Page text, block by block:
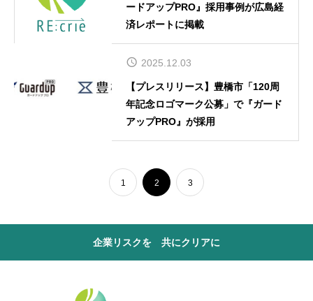
ードアップPRO』採用事例が広島経
済レポートに掲載
2025.12.03
【プレスリリース】豊橋市「120周
年記念ロゴマーク公募」で『ガード
アップPRO』が採用
1 2 3
企業リスクを 共にクリアに